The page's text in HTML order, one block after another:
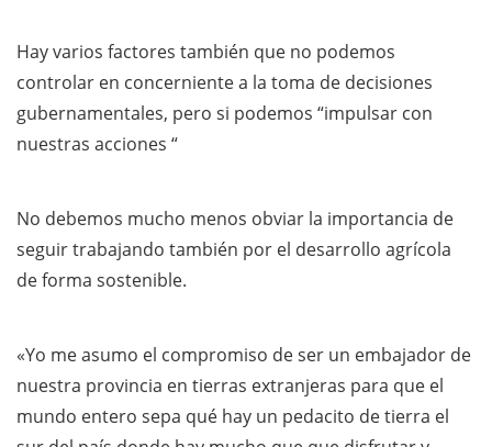
Hay varios factores también que no podemos
controlar en concerniente a la toma de decisiones
gubernamentales, pero si podemos “impulsar con
nuestras acciones “
No debemos mucho menos obviar la importancia de
seguir trabajando también por el desarrollo agrícola
de forma sostenible.
«Yo me asumo el compromiso de ser un embajador de
nuestra provincia en tierras extranjeras para que el
mundo entero sepa qué hay un pedacito de tierra el